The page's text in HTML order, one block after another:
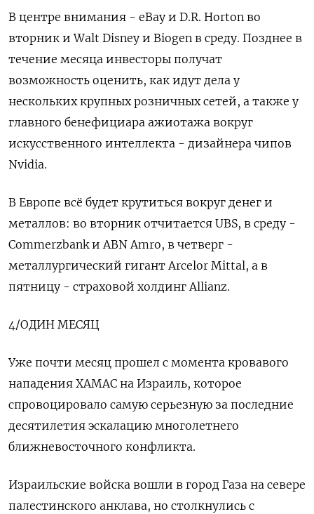
В центре внимания - eBay и D.R. Horton во
вторник и Walt Disney и Biogen в среду. Позднее в
течение месяца инвесторы получат
возможность оценить, как идут дела у
нескольких крупных розничных сетей, а также у
главного бенефициара ажиотажа вокруг
искусственного интеллекта - дизайнера чипов
Nvidia.
В Европе всё будет крутиться вокруг денег и
металлов: во вторник отчитается UBS, в среду -
Commerzbank и ABN Amro, в четверг -
металлургический гигант Arcelor Mittal, а в
пятницу - страховой холдинг Allianz.
4/ОДИН МЕСЯЦ
Уже почти месяц прошел с момента кровавого
нападения ХАМАС на Израиль, которое
спровоцировало самую серьезную за последние
десятилетия эскалацию многолетнего
ближневосточного конфликта.
Израильские войска вошли в город Газа на севере
палестинского анклава, но столкнулись с